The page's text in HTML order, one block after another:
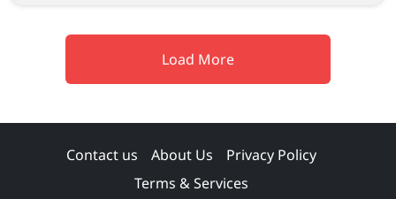
Load More
Contact us About Us
Privacy Policy
Terms & Services